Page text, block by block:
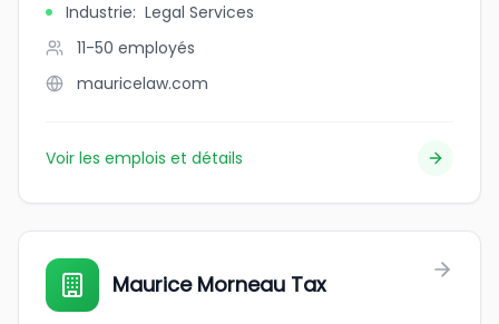
Industrie: Legal Services
11-50 employés
mauricelaw.com
Voir les emplois et détails
Maurice Morneau Tax